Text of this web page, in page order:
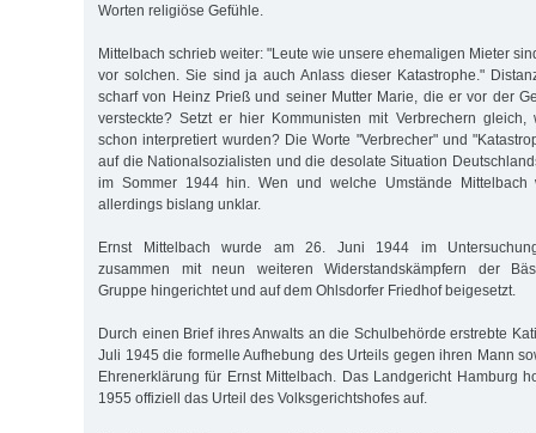
Worten religiöse Gefühle.
Mittelbach schrieb weiter: "Leute wie unsere ehemaligen Mieter
vor solchen. Sie sind ja auch Anlass dieser Katastrophe."
scharf von Heinz Prieß und seiner Mutter Marie, die er vor der
versteckte? Setzt er hier Kommunisten mit Verbrechern
schon interpretiert wurden? Die Worte "Verbrecher" und
auf die Nationalsozialisten und die desolate Situation
im Sommer 1944 hin. Wen und welche Umstände Mittelbach
allerdings bislang unklar.
Ernst Mittelbach wurde am 26. Juni 1944 im
zusammen mit neun weiteren Widerstandskämpfern der
Gruppe hingerichtet und auf dem Ohlsdorfer Friedhof beigesetzt.
Durch einen Brief ihres Anwalts an die Schulbehörde erstrebte
Juli 1945 die formelle Aufhebung des Urteils gegen ihren Mann
Ehrenerklärung für Ernst Mittelbach. Das Landgericht Hamburg
1955 offiziell das Urteil des Volksgerichtshofes auf.